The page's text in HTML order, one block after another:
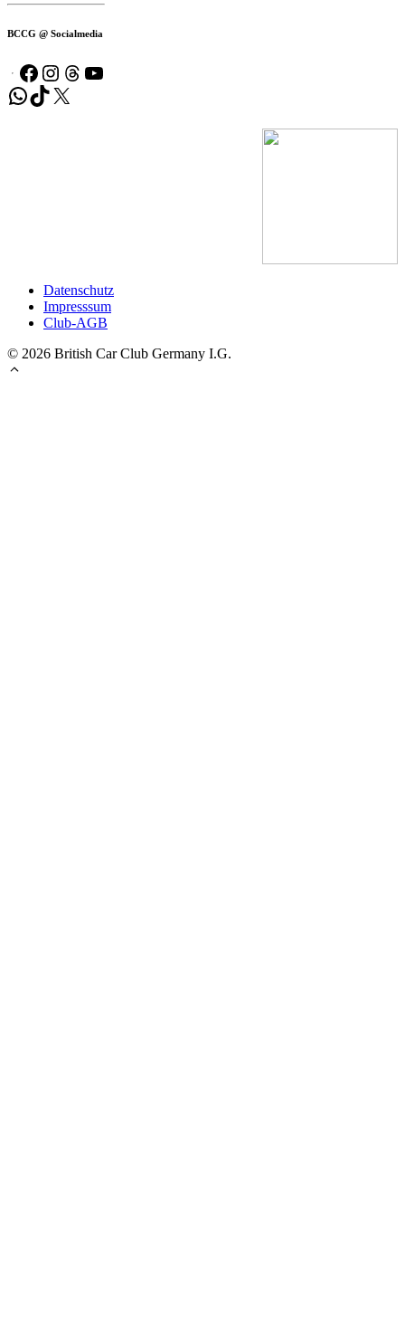
BCCG @ Socialmedia
Facebook
Instagram
Threads
YouTube
WhatsApp
TikTok
X
Datenschutz
Impresssum
Club-AGB
© 2026 British Car Club Germany I.G.